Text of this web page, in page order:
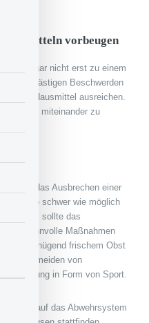
vorbeugen
es gar nicht erst zu einem
den lästigen Beschwerden
Hausmittel ausreichen.
miteinander zu
für das Ausbrechen einer
Viren so schwer wie möglich
sollte das
Als sinnvolle Maßnahmen
mit genügend frischem Obst
das Vermeiden von
Bewegung in Form von Sport.
auf das Abwehrsystem